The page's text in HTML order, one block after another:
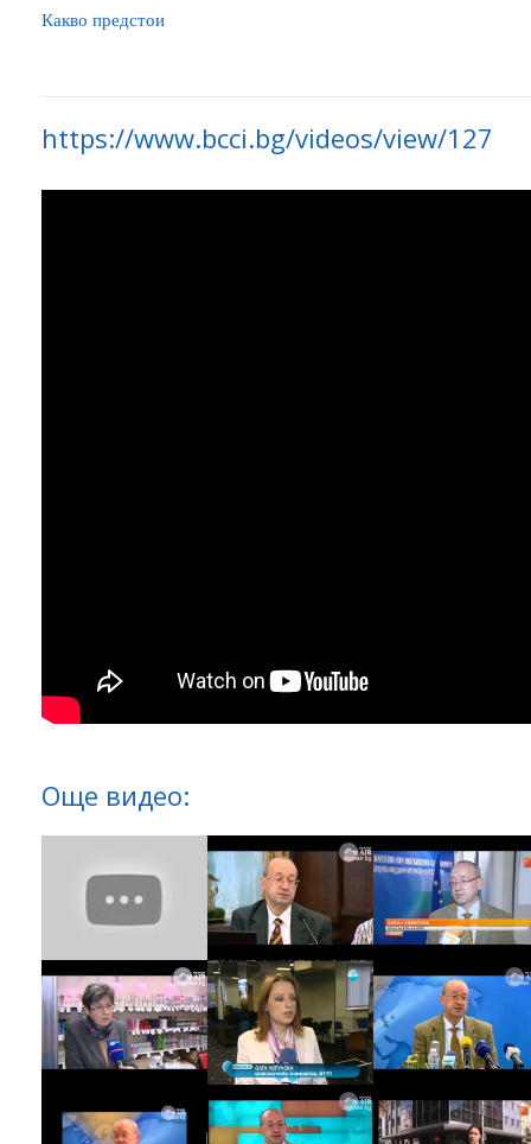
Какво предстои
https://www.bcci.bg/videos/view/127
Още видео: